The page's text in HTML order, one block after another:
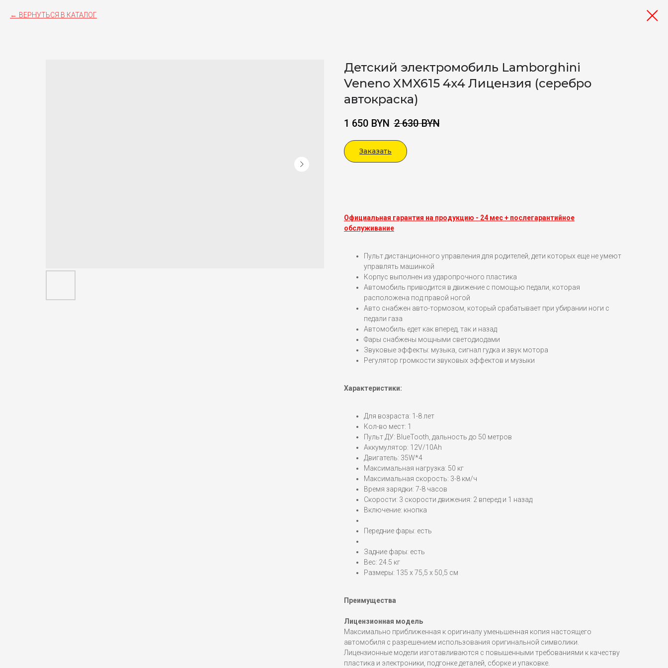
ВЕРНУТЬСЯ В КАТАЛОГ
Детский электромобиль Lamborghini
Veneno XMX615 4х4 Лицензия (серебро
автокраска)
1 650 BYN 2 630 BYN
Заказать
Официальная гарантия на продукцию - 24 мес + послегарантийное
обслуживание
Пульт дистанционного управления для родителей, дети которых еще не умеют
управлять машинкой
Корпус выполнен из ударопрочного пластика
Автомобиль приводится в движение с помощью педали, которая
расположена под правой ногой
Авто снабжен авто-тормозом, который срабатывает при убирании ноги с
педали газа
Автомобиль едет как вперед, так и назад
Фары снабжены мощными светодиодами
Звуковые эффекты: музыка, сигнал гудка и звук мотора
Регулятор громкости звуковых эффектов и музыки
Характеристики:
Для возраста: 1-8 лет
Кол-во мест: 1
Пульт ДУ: BlueTooth, дальность до 50 метров
Аккумулятор: 12V/10Ah
Двигатель: 35W*4
Максимальная нагрузка: 50 кг
Максимальная скорость: 3-8 км/ч
Время зарядки: 7-8 часов
Скорости: 3 скорости движения: 2 вперед и 1 назад
Включение: кнопка
Передние фары: есть
Задние фары: есть
Вес: 24.5 кг
Размеры: 135 х 75,5 х 50,5 см
Преимущества
Лицензионная модель
Максимально приближенная к оригиналу уменьшенная копия настоящего
автомобиля с разрешением использования оригинальной символики.
Лицензионные модели изготавливаются с повышенными требованиями к качеству
пластика и электроники, подгонке деталей, сборке и упаковке.